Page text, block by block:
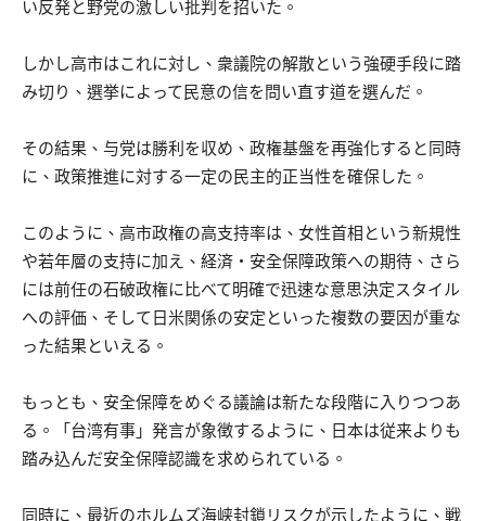
い反発と野党の激しい批判を招いた。
しかし高市はこれに対し、衆議院の解散という強硬手段に踏
み切り、選挙によって民意の信を問い直す道を選んだ。
その結果、与党は勝利を収め、政権基盤を再強化すると同時
に、政策推進に対する一定の民主的正当性を確保した。
このように、高市政権の高支持率は、女性首相という新規性
や若年層の支持に加え、経済・安全保障政策への期待、さら
には前任の石破政権に比べて明確で迅速な意思決定スタイル
への評価、そして日米関係の安定といった複数の要因が重な
った結果といえる。
もっとも、安全保障をめぐる議論は新たな段階に入りつつあ
る。「台湾有事」発言が象徴するように、日本は従来よりも
踏み込んだ安全保障認識を求められている。
同時に、最近のホルムズ海峡封鎖リスクが示したように、戦